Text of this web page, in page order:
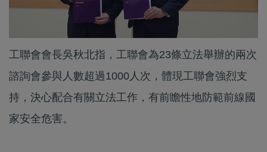
工聯會會長吳秋北指，工聯會為23條立法舉辦的兩次
諮詢會參與人數超過1000人次，體現工聯會強烈支
持，決心配合有關立法工作，有前瞻性地防範前線國
家安全危害。